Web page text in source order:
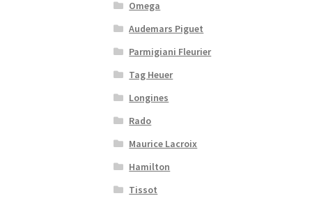
Omega
Audemars Piguet
Parmigiani Fleurier
Tag Heuer
Longines
Rado
Maurice Lacroix
Hamilton
Tissot